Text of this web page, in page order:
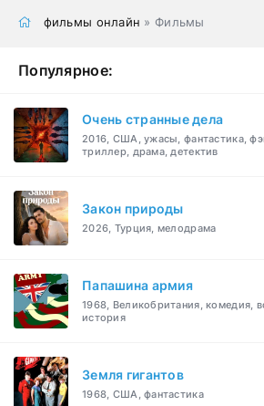
фильмы онлайн » Фильмы
Популярное:
Очень странные дела
2016, США, ужасы, фантастика,
триллер, драма, детектив
Закон природы
2026, Турция, мелодрама
Папашина армия
1968, Великобритания, комедия,
история
Земля гигантов
1968, США, фантастика